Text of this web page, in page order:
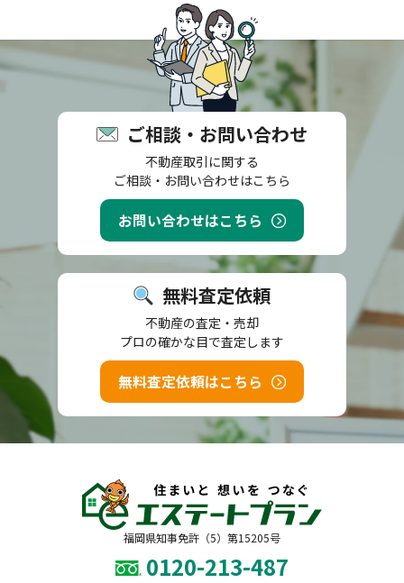
ご相談・お問い合わせ
不動産取引に関する
ご相談・お問い合わせはこちら
お問い合わせはこちら
無料査定依頼
不動産の査定・売却
プロの確かな目で査定します
無料査定依頼はこちら
福岡県知事免許（5）第15205号
0120-213-487